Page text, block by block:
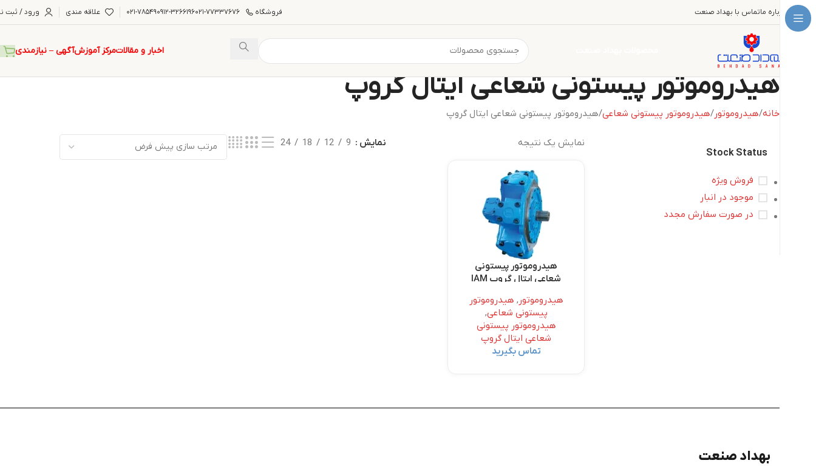
درباره ماتماس با بهداد صنعت فروشگاه ۰۲۱-۷۷۳۳۷۶۷۶۰۹۱۲-۳۲۶۶۱۹۶۰۲۱-۷۸۵۴۹ علاقه مندی ورود / ثبت
اخبار و مقالاتمرکز آموزشآگهی – نیازمندی
هیدروموتور پیستونی شعاعی ایتال گروپ
خانه هیدروموتور هیدروموتور پیستونی شعاعی هیدروموتور پیستونی شعاعی ایتال گروپ
Stock Status
فروش ویژه
موجود در انبار
در صورت سفارش مجدد
نمایش یک نتیجه نمایش 9
12
18
24
هیدروموتور پیستونی
شعاعی ایتال گروپ IAM
هیدروموتور , هیدروموتور
پیستونی شعاعی,
هیدروموتور پیستونی
شعاعی ایتال گروپ
تماس بگیرید
بهداد صنعت